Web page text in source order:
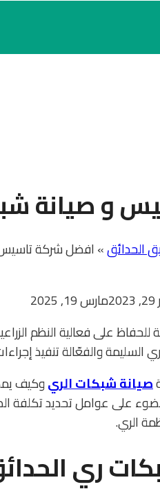
و صيانة
الحدائق» افضل شركة تاسيس
مارس 19, 2025
على فعالية النظم
السليمة والفعّالة تنفيذ
صيانة شبكات الريوكيف
على عوامل تحديد تكلفة
الري.
ري